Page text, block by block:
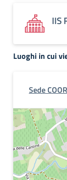
IIS
Luoghi in cui
Sede